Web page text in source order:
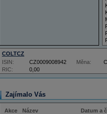
COLTCZ
RIC: 0,00
ISIN: CZ0009008942 Měna:
Zajímalo Vás
Akce Název
Datum a